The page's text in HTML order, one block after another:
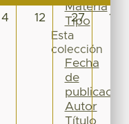
4 12 27 10
Materia
Tipo
Esta
colección
Fecha
de
publicación
Autor
Título